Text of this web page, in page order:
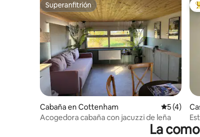
Superanfitrión
Superanfitrión
Cabaña en Cottenham
5 (4)
Acogedora cabaña con jacuzzi de leña
La